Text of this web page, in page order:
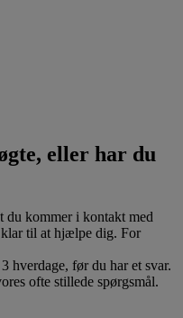
eller har du
du kommer i kontakt med
klar til at hjælpe dig. For
hverdage, før du har et svar.
ofte stillede spørgsmål.